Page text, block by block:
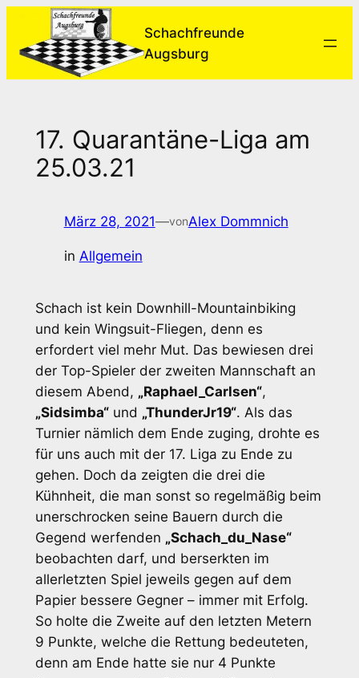
springen
Schachfreunde
Augsburg
17. Quarantäne-Liga am
25.03.21
März 28, 2021—vonAlex Dommnich
in Allgemein
Schach ist kein Downhill-Mountainbiking
und kein Wingsuit-Fliegen, denn es
erfordert viel mehr Mut. Das bewiesen drei
der Top-Spieler der zweiten Mannschaft an
diesem Abend, „Raphael_Carlsen“,
„Sidsimba“und „ThunderJr19“. Als das
Turnier nämlich dem Ende zuging, drohte es
für uns auch mit der 17. Liga zu Ende zu
gehen. Doch da zeigten die drei die
Kühnheit, die man sonst so regelmäßig beim
unerschrocken seine Bauern durch die
Gegend werfenden „Schach_du_Nase“
beobachten darf, und berserkten im
allerletzten Spiel jeweils gegen auf dem
Papier bessere Gegner – immer mit Erfolg.
So holte die Zweite auf den letzten Metern
9 Punkte, welche die Rettung bedeuteten,
denn am Ende hatte sie nur 4 Punkte